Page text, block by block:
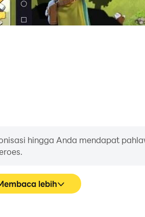
hingga Anda mendapat
lebih